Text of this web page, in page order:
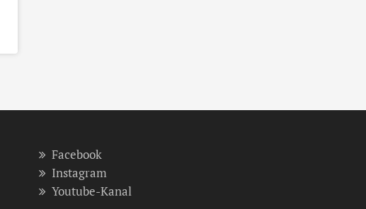
Facebook
Instagram
Youtube-Kanal